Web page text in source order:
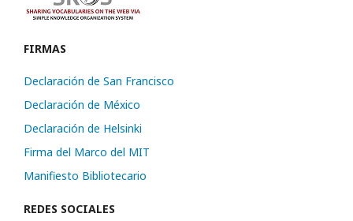
FIRMAS
Declaración de San Francisco
Declaración de México
Declaración de Helsinki
Firma del Marco del MIT
Manifiesto Bibliotecario
REDES SOCIALES